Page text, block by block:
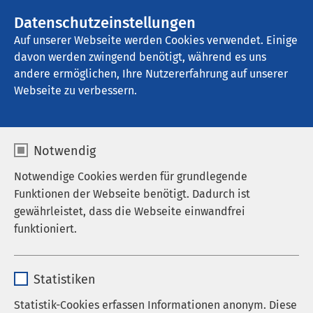
Datenschutzeinstellungen
Auf unserer Webseite werden Cookies verwendet. Einige
davon werden zwingend benötigt, während es uns
andere ermöglichen, Ihre Nutzererfahrung auf unserer
Webseite zu verbessern.
Notwendig
Notwendige Cookies werden für grundlegende
Funktionen der Webseite benötigt. Dadurch ist
gewährleistet, dass die Webseite einwandfrei
funktioniert.
Anbieter sgalinski
Statistiken
Statistik-Cookies erfassen Informationen anonym. Diese
Klinik für Geriatrie Ratzeburg
Corona-Informationen
Corona-Informationen
dem aktuellen Infektionsgeschehen an. Wir bitten
Sie zu berücksichtigen, dass es auch recht